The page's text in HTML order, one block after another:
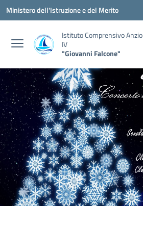
Vai ai contenuti
Vai al menu di navigazione
Vai al footer
Ministero dell'Istruzione e del Merito
Istituto Comprensivo Anzio
IV
"Giovanni Falcone"